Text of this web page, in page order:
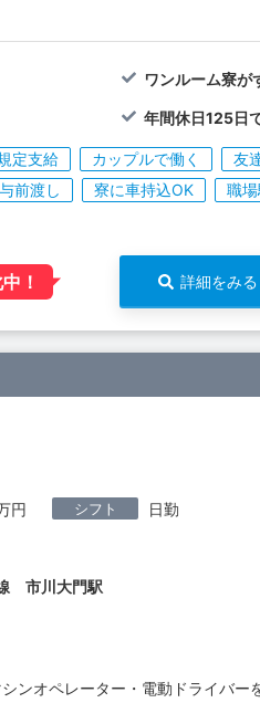
ワンルーム寮が
年間休日125日
定支給 カップルで働く
友
前渡し 寮に車持込OK
職
！ 詳細をみる
円 シフト 日勤
市川大門駅
ンオペレーター・電動ドライバー